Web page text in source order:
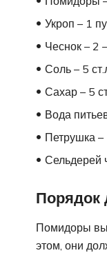
Укроп – 1
Чеснок – 2
Соль – 5
Сахар – 5
Вода
Петрушка –
Сельдерей
Порядок
Помидоры
этом, они